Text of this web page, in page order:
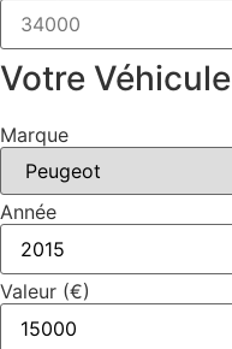
Votre Véhicule
Marque
Année
Valeur (€)